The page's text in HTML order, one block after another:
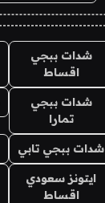
شدات ببجي
اقساط
شدات ببجي
تمارا
شدات ببجي تابي
ايتونز سعودي
اقساط